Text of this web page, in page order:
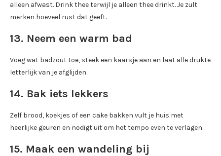
alleen afwast. Drink thee terwijl je alleen thee drinkt. Je zult
merken hoeveel rust dat geeft.
13. Neem een warm bad
Voeg wat badzout toe, steek een kaarsje aan en laat alle drukte
letterlijk van je afglijden.
14. Bak iets lekkers
Zelf brood, koekjes of een cake bakken vult je huis met
heerlijke geuren en nodigt uit om het tempo even te verlagen.
15. Maak een wandeling bij